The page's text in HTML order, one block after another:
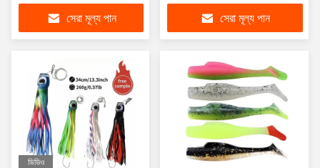
সেরা মূল্য পান সেরা মূল্য পান
ভিডিও